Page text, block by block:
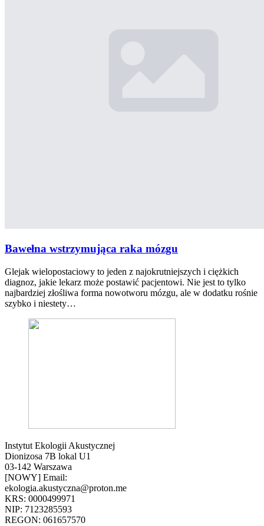
Bawełna wstrzymująca raka mózgu
Glejak wielopostaciowy to jeden z najokrutniejszych i ciężkich
diagnoz, jakie lekarz może postawić pacjentowi. Nie jest to tylko
najbardziej złośliwa forma nowotworu mózgu, ale w dodatku rośnie
szybko i niestety…
Instytut Ekologii Akustycznej
Dionizosa 7B lokal U1
03-142 Warszawa
[NOWY] Email:
ekologia.akustyczna@proton.me
KRS: 0000499971
NIP: 7123285593
REGON: 061657570